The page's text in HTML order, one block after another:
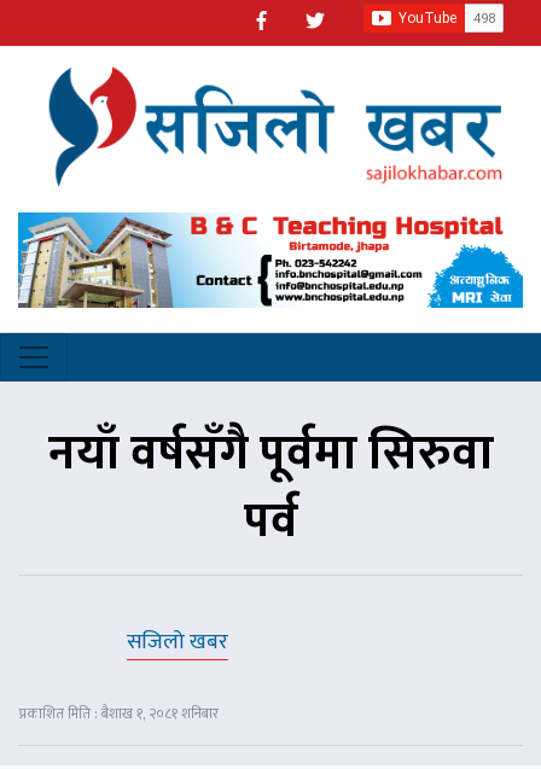
नयाँ वर्षसँगै पूर्वमा सिरुवा
पर्व
सजिलो खबर
प्रकाशित मिति : बैशाख १, २०८१ शनिबार